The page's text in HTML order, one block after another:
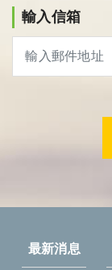
輸入信箱
最新消息